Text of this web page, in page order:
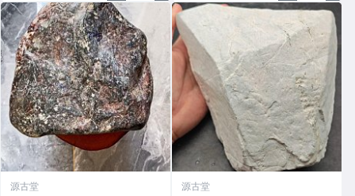
源古堂 源古堂